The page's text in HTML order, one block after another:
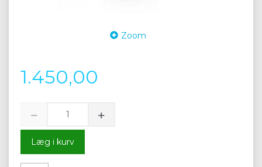
Zoom
1.450,00
Læg i kurv